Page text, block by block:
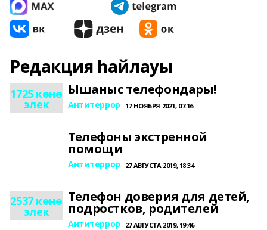
Редакция һайлауы
1725 көнө
элек
Ышаныс телефондары!
Антитеррор 17 НОЯБРЯ 2021, 07:16
Телефоны экстренной
помощи
Антитеррор 27 АВГУСТА 2019, 18:34
2537 көнө
элек
Телефон доверия для детей,
подростков, родителей
Антитеррор 27 АВГУСТА 2019, 19:46